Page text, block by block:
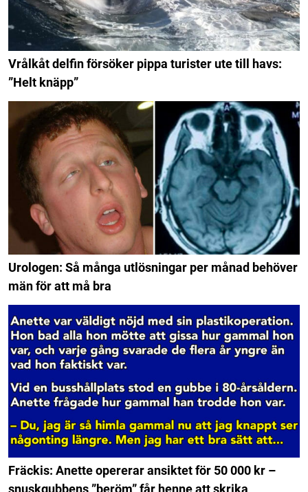
Vrålkåt delfin försöker pippa turister ute till havs:
”Helt knäpp”
Urologen: Så många utlösningar per månad behöver
män för att må bra
Fräckis: Anette opererar ansiktet för 50 000 kr –
snuskgubbens ”beröm” får henne att skrika